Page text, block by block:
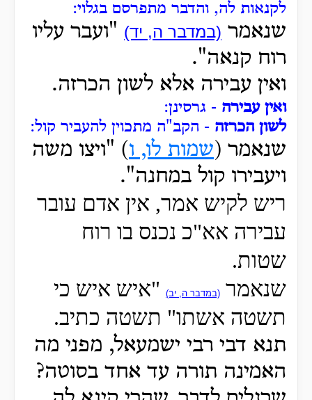
לקנאות לה, והדבר מתפרסם בגלוי:
שנאמר (במדבר ה, יד) "ועבר עליו
רוח קנאה".
ואין עבירה אלא לשון הכרזה.
ואין עבירה - גרסינן:
לשון הכרזה - הקב"ה מתכוין להעביר קול:
שנאמר (שמות לו, ו) "ויצו משה
ויעבירו קול במחנה".
ריש לקיש אמר, אין אדם עובר
עבירה אא"כ נכנס בו רוח
שטות.
שנאמר (במדבר ה, יב)
"איש איש כי
תשטה אשתו" תשטה כתיב.
תנא דבי רבי ישמעאל, מפני מה
האמינה תורה עד אחד בסוטה?